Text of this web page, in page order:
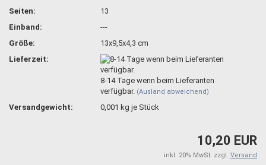
Seiten:
13
Einband:
---
Größe:
13x9,5x4,3 cm
Lieferzeit:
8-14 Tage wenn beim Lieferanten
verfügbar. (Ausland abweichend)
Versandgewicht: 0,001 kg je Stück
10,20 EUR
inkl. 20% MwSt. zzgl. Versand